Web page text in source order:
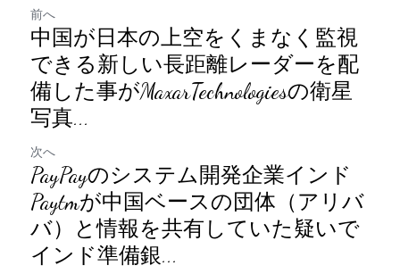
前へ
中国が日本の上空をくまなく監視
できる新しい長距離レーダーを配
備した事がMaxarTechnologiesの衛星
写真...
次へ
PayPayのシステム開発企業インド
Paytmが中国ベースの団体（アリバ
バ）と情報を共有していた疑いで
インド準備銀...